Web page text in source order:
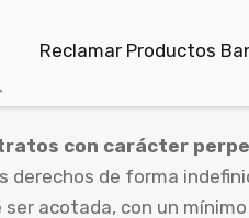
Reclamar Productos
con carácter
derechos de forma
ser acotada, con un